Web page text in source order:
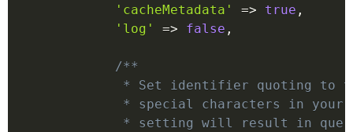
'cacheMetadata'
=> true ,
'log'
=> false ,
/**
* Set identifier quoting to
* special characters in
* setting will result in